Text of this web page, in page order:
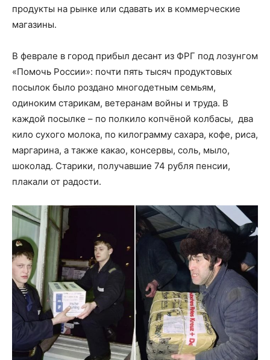
продукты на рынке или сдавать их в коммерческие
магазины.
В феврале в город прибыл десант из ФРГ под лозунгом
«Помочь России»: почти пять тысяч продуктовых
посылок было роздано многодетным семьям,
одиноким старикам, ветеранам войны и труда. В
каждой посылке – по полкило копчёной колбасы, два
кило сухого молока, по килограмму сахара, кофе, риса,
маргарина, а также какао, консервы, соль, мыло,
шоколад. Старики, получавшие 74 рубля пенсии,
плакали от радости.